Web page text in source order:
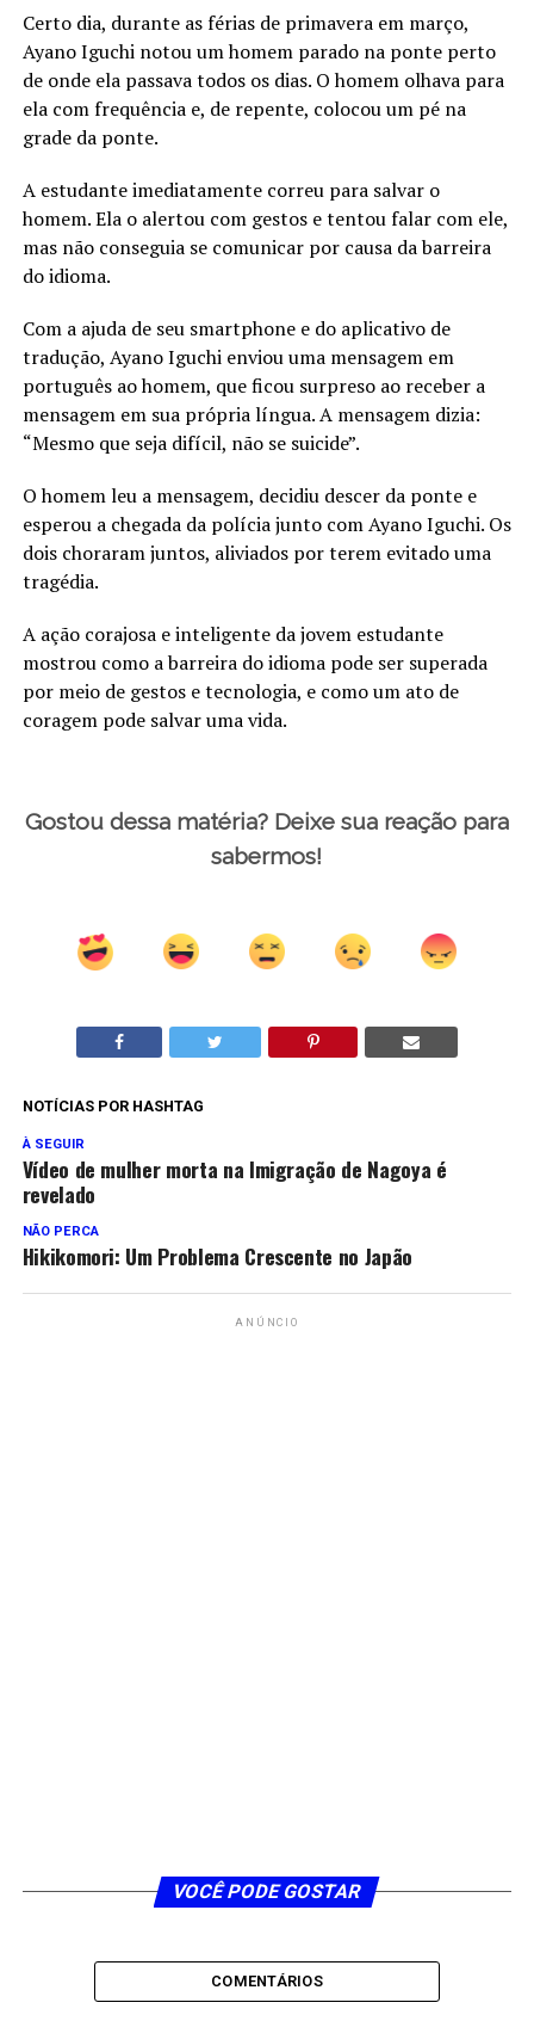
Certo dia, durante as férias de primavera em março,
Ayano Iguchi notou um homem parado na ponte perto
de onde ela passava todos os dias. O homem olhava para
ela com frequência e, de repente, colocou um pé na
grade da ponte.
A estudante imediatamente correu para salvar o
homem. Ela o alertou com gestos e tentou falar com ele,
mas não conseguia se comunicar por causa da barreira
do idioma.
Com a ajuda de seu smartphone e do aplicativo de
tradução, Ayano Iguchi enviou uma mensagem em
português ao homem, que ficou surpreso ao receber a
mensagem em sua própria língua. A mensagem dizia:
“Mesmo que seja difícil, não se suicide”.
O homem leu a mensagem, decidiu descer da ponte e
esperou a chegada da polícia junto com Ayano Iguchi. Os
dois choraram juntos, aliviados por terem evitado uma
tragédia.
A ação corajosa e inteligente da jovem estudante
mostrou como a barreira do idioma pode ser superada
por meio de gestos e tecnologia, e como um ato de
coragem pode salvar uma vida.
Gostou dessa matéria? Deixe sua reação para
sabermos!
NOTÍCIAS POR HASHTAG
À SEGUIR
Vídeo de mulher morta na Imigração de Nagoya é
revelado
NÃO PERCA
Hikikomori: Um Problema Crescente no Japão
ANÚNCIO
VOCÊ PODE GOSTAR
COMENTÁRIOS